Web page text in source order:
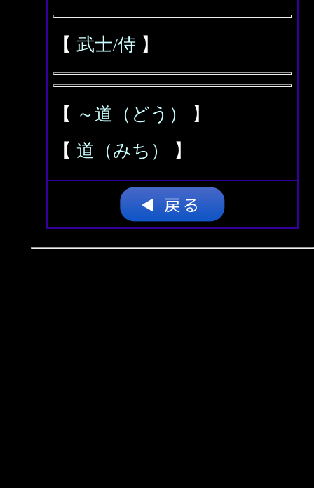
【 武士/侍 】
【 ～道（どう）
】
【 道（みち） 】